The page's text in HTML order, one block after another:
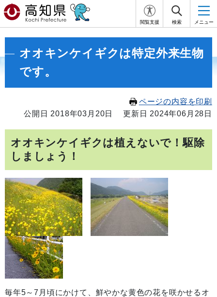
閲覧支援 検索 メニュー
オオキンケイギクは特定外来生物
です。
ページの内容を印刷
公開日 2018年03月20日
更新日 2024年06月28日
オオキンケイギクは植えないで！駆除
しましょう！
毎年5～7月頃にかけて、鮮やかな黄色の花を咲かせるオ